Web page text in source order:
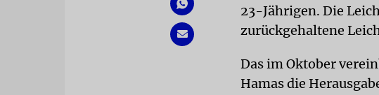
23-Jährigen. Die
zurückgehaltene
Das im Oktober
Hamas die